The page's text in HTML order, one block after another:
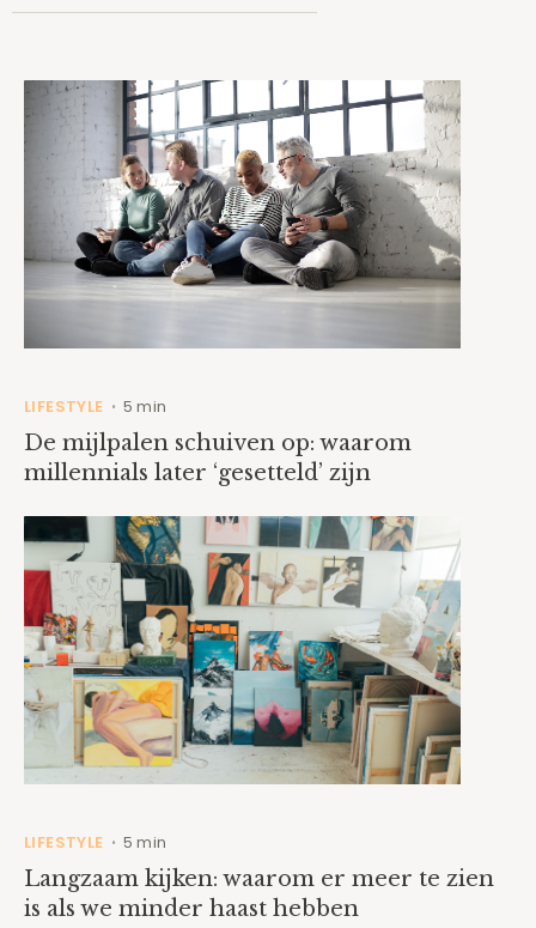
LIFESTYLE • 5 min
De mijlpalen schuiven op: waarom
millennials later ‘gesetteld’ zijn
LIFESTYLE • 5 min
Langzaam kijken: waarom er meer te zien
is als we minder haast hebben